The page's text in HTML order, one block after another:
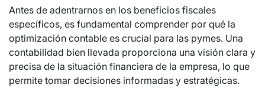
Antes de adentrarnos en los beneficios fiscales
específicos, es fundamental comprender por qué la
optimización contable es crucial para las pymes. Una
contabilidad bien llevada proporciona una visión clara y
precisa de la situación financiera de la empresa, lo que
permite tomar decisiones informadas y estratégicas.